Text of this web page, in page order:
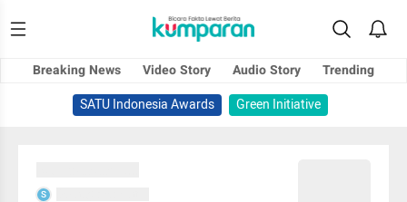
Breaking News Video Story Audio Story
Trending
SATU Indonesia Awards
Green Initiative
S